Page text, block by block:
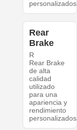
personalizados.
Rear
Brake
R
Rear Brake
de alta
calidad
utilizado
para una
apariencia y
rendimiento
personalizados.